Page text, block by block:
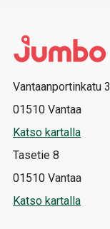
Vantaanportinkatu 3
01510 Vantaa
Katso kartalla
Tasetie 8
01510 Vantaa
Katso kartalla